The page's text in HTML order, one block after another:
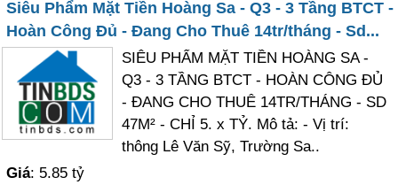
Siêu Phẩm Mặt Tiền Hoàng Sa - Q3 - 3 Tầng BTCT -
Hoàn Công Đủ - Đang Cho Thuê 14tr/tháng - Sd...
SIÊU PHẨM MẶT TIỀN HOÀNG SA -
Q3 - 3 TẦNG BTCT - HOÀN CÔNG ĐỦ
- ĐANG CHO THUÊ 14TR/THÁNG - SD
47M² - CHỈ 5. x TỶ. Mô tả: - Vị trí:
thông Lê Văn Sỹ, Trường Sa..
Giá: 5.85 tỷ